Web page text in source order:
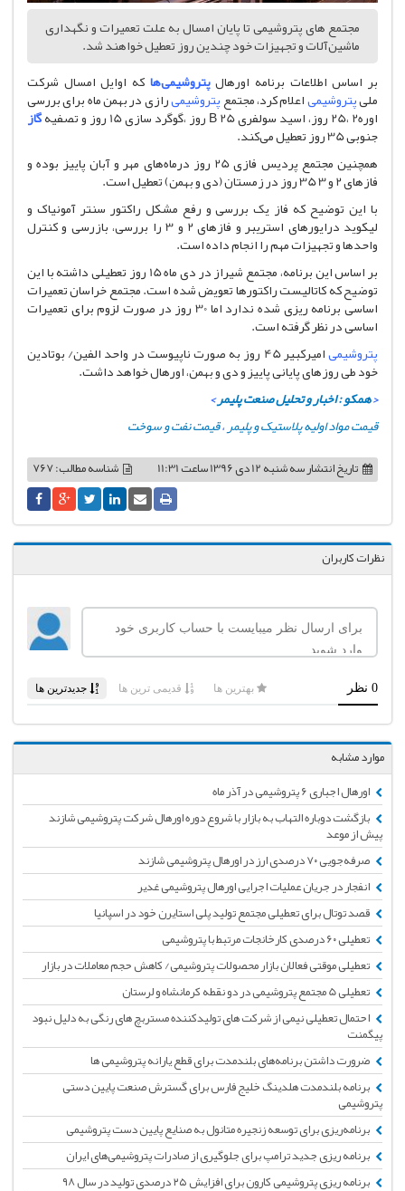
مجتمع های پتروشیمی تا پایان امسال به علت تعمیرات و نگهداری
ماشین‌آلات و تجهیزات خود چندین روز تعطیل خواهند شد.
بر اساس اطلاعات برنامه اورهالپتروشیمی‌ها که اوایل امسال شرکت
ملیپتروشیمیاعلام کرد، مجتمعپتروشیمیرازی در بهمن ماه برای بررسی
اوره2 ،25 روز، اسید سولفری B 25 روز ،گوگرد سازی 15 روز و تصفیه گاز
جنوبی 35 روز تعطیل می‌کند.
همچنین مجتمع پردیس فازی 25 روز درماه‌های مهر و آبان پاییز بوده و
فازهای 2 و 3 35 روز در زمستان (دی و بهمن) تعطیل است.
با این توضیح که فاز یک بررسی و رفع مشکل راکتور سنتر آمونیاک و
لیکوید درایورهای استریبر و فازهای 2 و 3 را بررسی، بازرسی و کنترل
واحدها و تجهیزات مهم را انجام داده است.
بر اساس این برنامه، مجتمع شیراز در دی ماه 15 روز تعطیلی داشته با این
توضیح که کاتالیست راکتورها تعویض شده است. مجتمع خراسان تعمیرات
اساسی برنامه ریزی شده ندارد اما 30 روز در صورت لزوم برای تعمیرات
اساسی در نظر گرفته است.
پتروشیمی
امیرکبیر 45 روز به صورت ناپیوست در واحد الفین/ بوتادین
خود طی روزهای پایانی پاییز و دی و بهمن، اورهال خواهد داشت.
<همکو : اخبار و تحلیل صنعت پلیمر>
قیمت مواد اولیه پلاستیک و پلیمر،قیمت نفت و سوخت
شناسه مطالب: 767 تاریخ انتشارسه شنبه 12 دی 1396 ساعت 11:31
نظرات کاربران
موارد مشابه
اورهال اجباری ۶ پتروشیمی در آذر ماه
بازگشت دوباره التهاب به بازار با شروع دوره اورهال شرکت پتروشیمی شازند
پیش از موعد
صرفه‌جویی ۷۰ درصدی ارز در اورهال پتروشیمی شازند
انفجار در جریان عملیات اجرایی اورهال پتروشیمی غدیر
قصد توتال برای تعطیلی مجتمع تولید پلی استایرن خود در اسپانیا
تعطیلی ۶۰ درصدی کارخانجات مرتبط با پتروشیمی
تعطیلی موقتی فعالان بازار محصولات پتروشیمی/ کاهش حجم معاملات در بازار
تعطیلی 5 مجتمع پتروشیمی در دو نقطه کرمانشاه و لرستان
احتمال تعطیلی نیمی از شرکت های تولیدکننده مستربچ های رنگی به دلیل نبود
پیگمنت
ضرورت داشتن برنامه‌های بلندمدت برای قطع یارانه پتروشیمی ها
برنامه بلندمدت هلدینگ خلیج فارس برای گسترش صنعت پایین دستی
پتروشیمی
برنامه‌ریزی برای توسعه زنجیره متانول به صنایع پایین دست پتروشیمی
برنامه ریزی جدید ترامپ برای جلوگیری از صادرات پتروشیمی‌های ایران
برنامه ریزی پتروشیمی کارون برای افزایش ۲۵ درصدی تولید در سال ۹۸